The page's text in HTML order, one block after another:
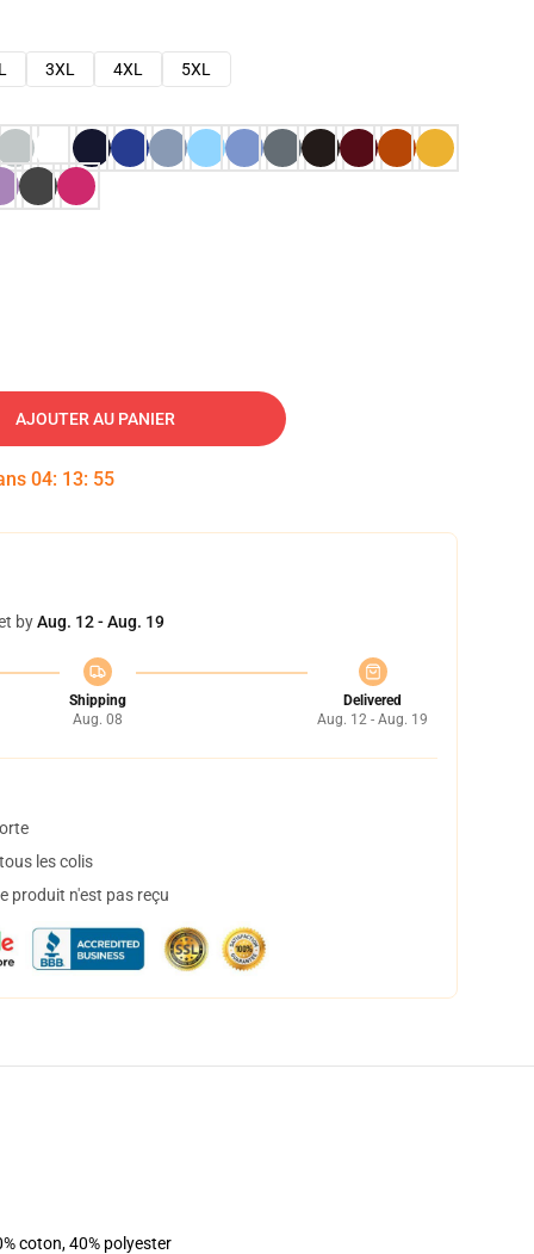
3XL 4XL 5XL
AJOUTER AU PANIER
04: 13: 54
byAug. 12 - Aug. 19
Shipping
Aug. 08
Delivered
Aug. 12 - Aug. 19
les colis
produit n'est pas reçu
coton, 40% polyester